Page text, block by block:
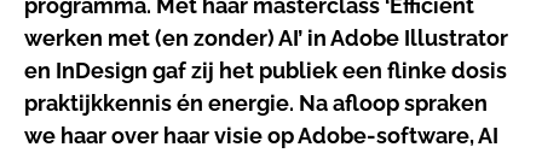
programma. Met haar masterclass ‘Efficiënt
werken met (en zonder) AI’ in Adobe Illustrator
en InDesign gaf zij het publiek een flinke dosis
praktijkkennis én energie. Na afloop spraken
we haar over haar visie op Adobe-software, AI